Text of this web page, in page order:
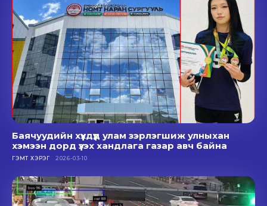
Баячуудийн хүүхдүүд улам зэрлэгшиж улныхан
хэмээн дорд үзэх хандлага газар авч байна
ГЭМТ ХЭРЭГ 2026-03-10